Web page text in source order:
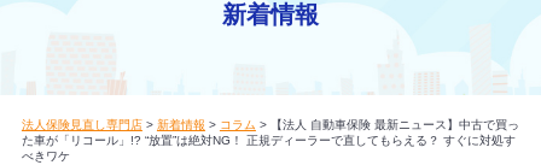
新着情報
法人保険見直し専門店> 新着情報 > コラム >
【法人 自動車保険 最新ニュース】中古で買っ
た車が「リコール」!? “放置”は絶対NG！ 正規ディーラーで直してもらえる？ すぐに対処す
べきワケ